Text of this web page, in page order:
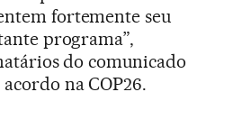
fortemente seu
programa”,
do comunicado
na COP26.